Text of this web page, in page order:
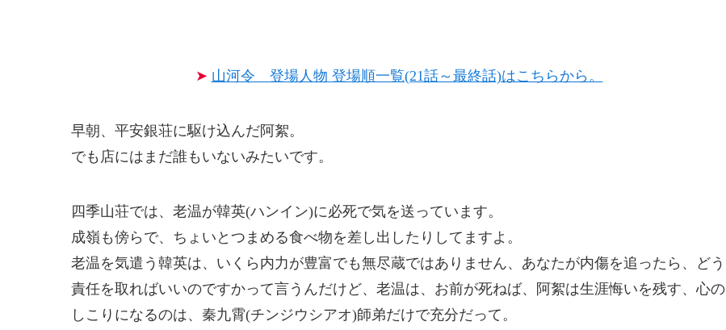
➤ 山河令 登場人物 登場順一覧(21話～最終話)はこちらから。
早朝、平安銀荘に駆け込んだ阿絮。
でも店にはまだ誰もいないみたいです。
四季山荘では、老温が韓英(ハンイン)に必死で気を送っています。
成嶺も傍らで、ちょいとつまめる食べ物を差し出したりしてますよ。
老温を気遣う韓英は、いくら内力が豊富でも無尽蔵ではありません、あなたが内傷を追ったら、どう
責任を取ればいいのですかって言うんだけど、老温は、お前が死ねば、阿絮は生涯悔いを残す、心の
しこりになるのは、秦九霄(チンジウシアオ)師弟だけで充分だって。